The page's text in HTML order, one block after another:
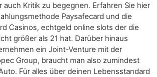
auch Kritik zu begegnen. Erfahren Sie hier
Paysafecard und die
Casinos, echtgeld online slots der die
größer als 21 hat. Darüber hinaus
ein Joint-Venture mit der
Group, braucht man also zumindest
Für alles über deinen Lebensstandard